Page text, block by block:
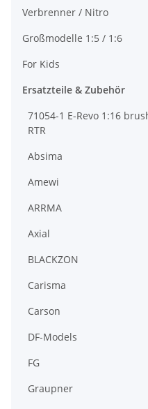
Verbrenner / Nitro
Großmodelle 1:5 / 1:6
For Kids
Ersatzteile & Zubehör
71054-1 E-Revo 1:16
RTR
Absima
Amewi
ARRMA
Axial
BLACKZON
Carisma
Carson
DF-Models
FG
Graupner